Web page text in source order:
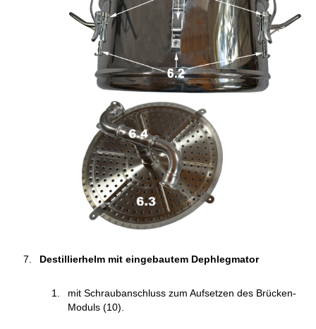
Destillierhelm mit eingebautem Dephlegmator
mit Schraubanschluss zum Aufsetzen des Brücken-
Moduls (10).